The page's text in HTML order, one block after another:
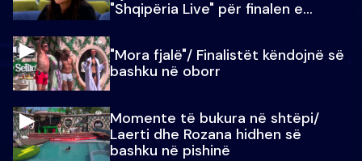
"Shqipëria Live" për finalen e
"Mora fjalë"/ Finalistët këndojnë së
bashku në oborr
Momente të bukura në shtëpi/
Laerti dhe Rozana hidhen së
bashku në pishinë